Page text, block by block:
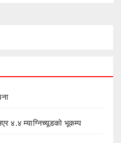
४.४ म्याग्निच्यूडको भूकम्प